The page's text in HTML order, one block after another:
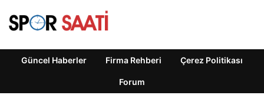
Güncel Haberler Firma Rehberi Çerez Politikası
Forum